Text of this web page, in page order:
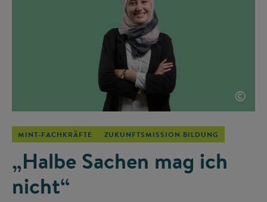
©
MINT-FACHKRÄFTE ZUKUNFTSMISSION BILDUNG
„Halbe Sachen mag ich
nicht“